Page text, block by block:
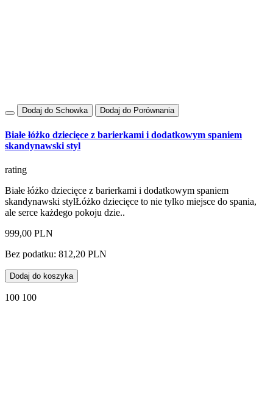
Dodaj do Schowka Dodaj do Porównania
Białe łóżko dziecięce z barierkami i dodatkowym spaniem
skandynawski styl
rating
Białe łóżko dziecięce z barierkami i dodatkowym spaniem
skandynawski stylŁóżko dziecięce to nie tylko miejsce do spania,
ale serce każdego pokoju dzie..
999,00 PLN
Bez podatku: 812,20 PLN
Dodaj do koszyka
100 100